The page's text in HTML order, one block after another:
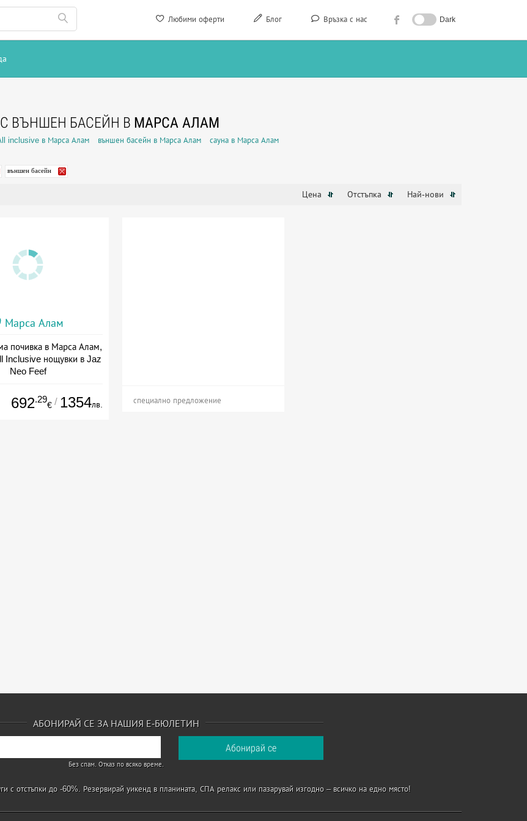
Любими оферти Блог Връзка с нас Dark
ВЪНШЕН БАСЕЙН В МАРСА АЛАМ
inclusive в Марса Алам външен басейн в Марса Алам сауна в Марса Алам
външен басейн
Цена Отстъпка Най-нови
Марса Алам
почивка в Марса Алам,
Inclusive нощувки в Jaz
Neo Feef
692.29
€ / 1354лв. специално предложение
АБОНИРАЙ СЕ ЗА НАШИЯ Е-БЮЛЕТИН
Без спам. Отказ по всяко време.
с отстъпки до -60%. Резервирай уикенд в планината, СПА релакс или пазарувай изгодно – всичко на едно място!